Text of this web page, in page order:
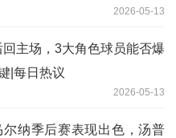
2026-05-13
主场，3大角色球员能否爆
|每日热议
2026-05-13
尔纳季后赛表现出色，汤普